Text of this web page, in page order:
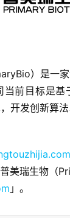
）是一
当前目标是基
开发创新算
普美瑞生物（
」。